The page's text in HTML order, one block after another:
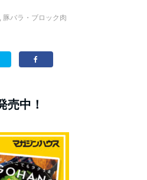
, 豚バラ・ブロック肉
売中！